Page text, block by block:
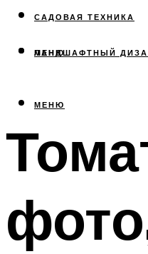
САДОВАЯ ТЕХНИКА
ЛАНДШАФТНЫЙ
МЕНЮ
МЕНЮ